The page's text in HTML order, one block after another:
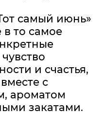
самый июнь»
в то самое
и счастья,
с
ароматом
закатами.